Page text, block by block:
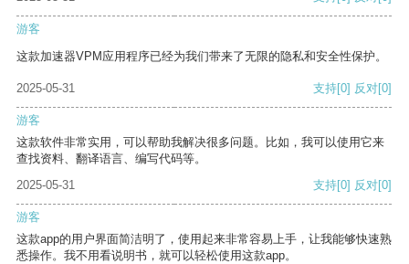
游客
这款加速器VPM应用程序已经为我们带来了无限的隐私和安全性保护。
2025-05-31 支持[0] 反对[0]
游客
这款软件非常实用，可以帮助我解决很多问题。比如，我可以使用它来
查找资料、翻译语言、编写代码等。
2025-05-31
支持[0] 反对[0]
游客
这款app的用户界面简洁明了，使用起来非常容易上手，让我能够快速熟
悉操作。我不用看说明书，就可以轻松使用这款app。